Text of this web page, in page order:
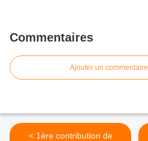
Commentaires
Ajouter un commentaire
< 1ère contribution de